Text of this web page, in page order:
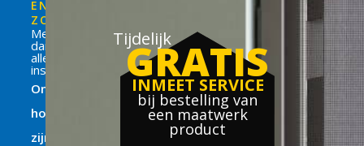
EN
ZONWEREND
Meer
dan
alleen
insectenwerend
Onze
horren
zijn
Tijdelijk
GRATIS
INMEET SERVICE
bij bestelling van
een maatwerk
product